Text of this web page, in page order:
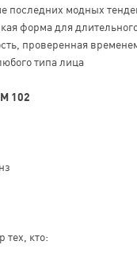
последних модных
форма для
проверенная
типа лица
102
тех, кто: